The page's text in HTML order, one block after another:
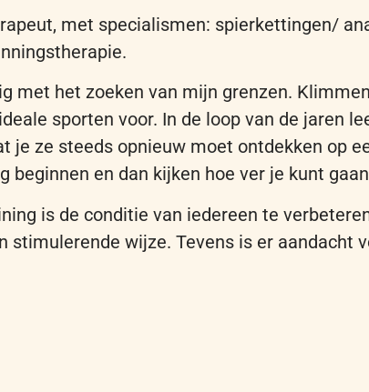
, met specialismen: spierkettingen/
met het zoeken van mijn grenzen.
sporten voor. In de loop van de jaren
je ze steeds opnieuw moet ontdekken op
beginnen en dan kijken hoe ver je kunt
is de conditie van iedereen te
stimulerende wijze. Tevens is er aandacht